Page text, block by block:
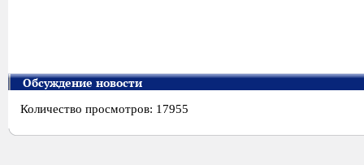
Обсуждение новости
Количество просмотров: 17955